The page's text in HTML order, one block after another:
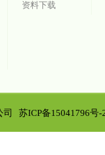
资料下载
苏ICP备15041796号-